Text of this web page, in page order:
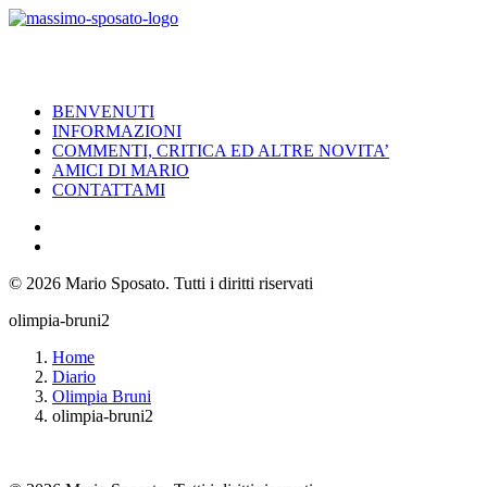
BENVENUTI
INFORMAZIONI
COMMENTI, CRITICA ED ALTRE NOVITA’
AMICI DI MARIO
CONTATTAMI
© 2026 Mario Sposato. Tutti i diritti riservati
olimpia-bruni2
Home
Diario
Olimpia Bruni
olimpia-bruni2